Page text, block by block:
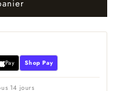
Pay Shop Pay
14 jours